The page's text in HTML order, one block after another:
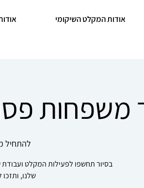
אודות המקלט השיקומי
פסח 23/4 11:30-
להתחיל
בסיור תחשפו לפעילות המקלט ועבודת
שלנו,